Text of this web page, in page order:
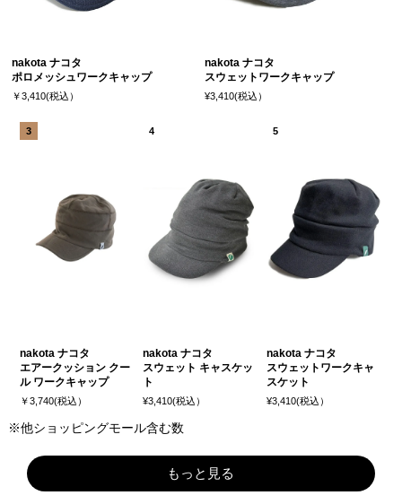
nakota ナコタ
ポロメッシュワークキャップ
￥3,410(税込）
nakota ナコタ
スウェットワークキャップ
¥3,410(税込）
nakota ナコタ
エアークッション クー
ル ワークキャップ
￥3,740(税込）
nakota ナコタ
スウェット キャスケッ
ト
¥3,410(税込）
nakota ナコタ
スウェットワークキャ
スケット
¥3,410(税込）
※他ショッピングモール含む数
もっと見る